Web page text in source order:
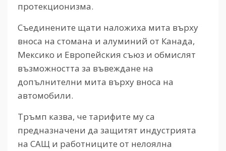
протекционизма.
Съединените щати наложиха мита върху
вноса на стомана и алуминий от Канада,
Мексико и Европейския съюз и обмислят
възможността за въвеждане на
допълнителни мита върху вноса на
автомобили.
Тръмп казва, че тарифите му са
предназначени да защитят индустрията
на САЩ и работниците от нелоялна